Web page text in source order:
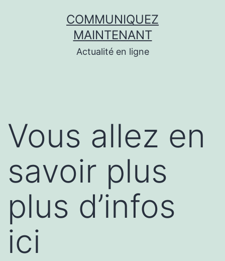
COMMUNIQUEZ
MAINTENANT
Actualité en ligne
Vous allez en
savoir plus
plus d’infos
ici